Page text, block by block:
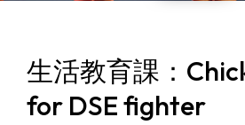
生活教育課：
for DSE fighter